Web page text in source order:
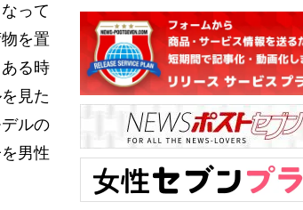
って
を置
る時
見た
ルの
男性